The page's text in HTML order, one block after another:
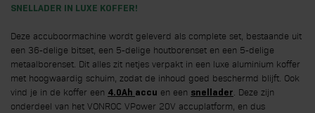
SNELLADER IN LUXE KOFFER!
Deze accuboormachine wordt geleverd als complete set, bestaande uit
een 36-delige bitset, een 5-delige houtborenset en een 5-delige
metaalborenset. Dit alles zit netjes verpakt in een luxe aluminium koffer
met hoogwaardig schuim, zodat de inhoud goed beschermd blijft. Ook
vind je in de koffer een 4.0Ah accu en een snellader . Deze zijn
onderdeel van het VONROC VPower 20V accuplatform, en dus